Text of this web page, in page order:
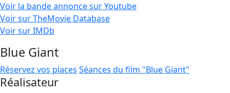
Voir la bande annonce sur Youtube
Voir sur TheMovie Database
Voir sur IMDb
Blue Giant
Réservez vos places Séances du film "Blue Giant"
Réalisateur